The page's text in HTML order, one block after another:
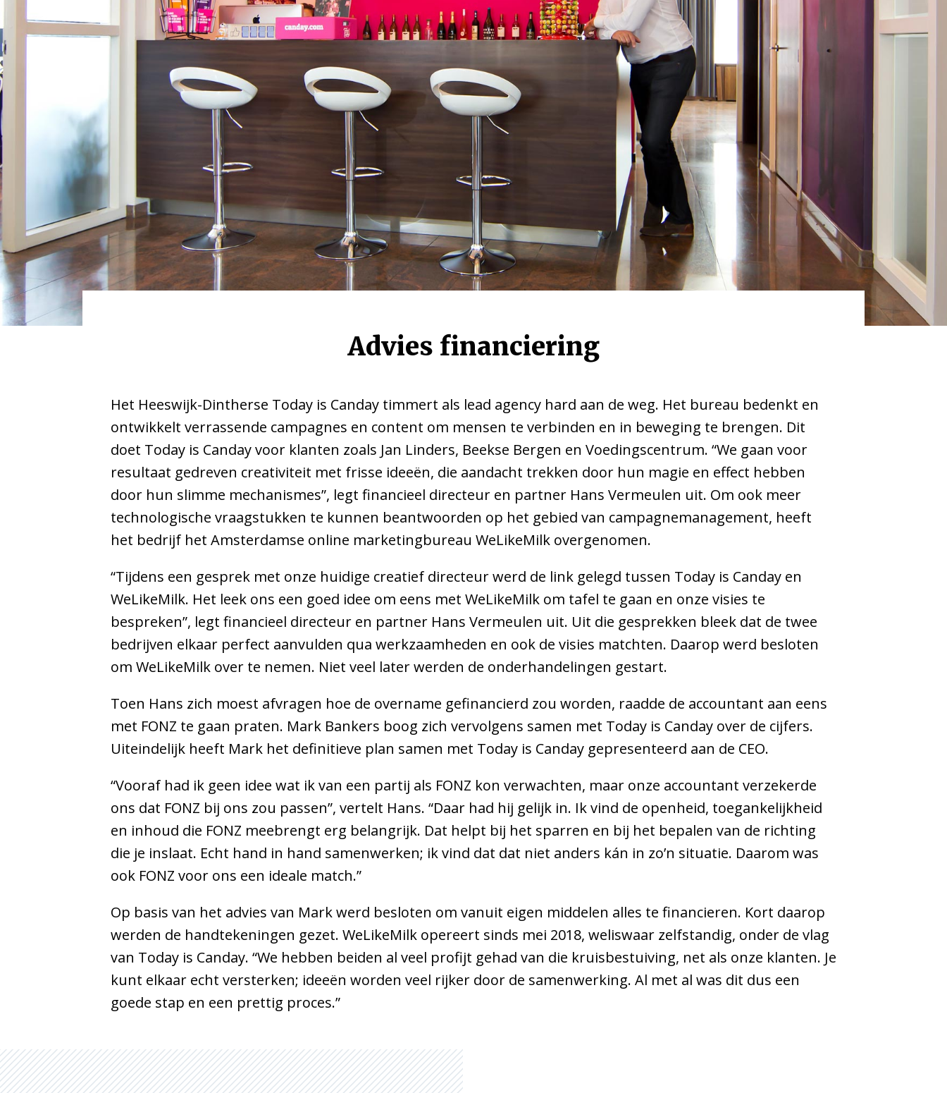
Advies financiering
Het Heeswijk-Dintherse Today is Canday timmert als lead agency hard aan de weg. Het bureau bedenkt en
ontwikkelt verrassende campagnes en content om mensen te verbinden en in beweging te brengen. Dit
doet Today is Canday voor klanten zoals Jan Linders, Beekse Bergen en Voedingscentrum. “We gaan voor
resultaat gedreven creativiteit met frisse ideeën, die aandacht trekken door hun magie en effect hebben
door hun slimme mechanismes”, legt financieel directeur en partner Hans Vermeulen uit. Om ook meer
technologische vraagstukken te kunnen beantwoorden op het gebied van campagnemanagement, heeft
het bedrijf het Amsterdamse online marketingbureau WeLikeMilk overgenomen.
“Tijdens een gesprek met onze huidige creatief directeur werd de link gelegd tussen Today is Canday en
WeLikeMilk. Het leek ons een goed idee om eens met WeLikeMilk om tafel te gaan en onze visies te
bespreken”, legt financieel directeur en partner Hans Vermeulen uit. Uit die gesprekken bleek dat de twee
bedrijven elkaar perfect aanvulden qua werkzaamheden en ook de visies matchten. Daarop werd besloten
om WeLikeMilk over te nemen. Niet veel later werden de onderhandelingen gestart.
Toen Hans zich moest afvragen hoe de overname gefinancierd zou worden, raadde de accountant aan eens
met FONZ te gaan praten. Mark Bankers boog zich vervolgens samen met Today is Canday over de cijfers.
Uiteindelijk heeft Mark het definitieve plan samen met Today is Canday gepresenteerd aan de CEO.
“Vooraf had ik geen idee wat ik van een partij als FONZ kon verwachten, maar onze accountant verzekerde
ons dat FONZ bij ons zou passen”, vertelt Hans. “Daar had hij gelijk in. Ik vind de openheid, toegankelijkheid
en inhoud die FONZ meebrengt erg belangrijk. Dat helpt bij het sparren en bij het bepalen van de richting
die je inslaat. Echt hand in hand samenwerken; ik vind dat dat niet anders kán in zo’n situatie. Daarom was
ook FONZ voor ons een ideale match.”
Op basis van het advies van Mark werd besloten om vanuit eigen middelen alles te financieren. Kort daarop
werden de handtekeningen gezet. WeLikeMilk opereert sinds mei 2018, weliswaar zelfstandig, onder de vlag
van Today is Canday. “We hebben beiden al veel profijt gehad van die kruisbestuiving, net als onze klanten. Je
kunt elkaar echt versterken; ideeën worden veel rijker door de samenwerking. Al met al was dit dus een
goede stap en een prettig proces.”